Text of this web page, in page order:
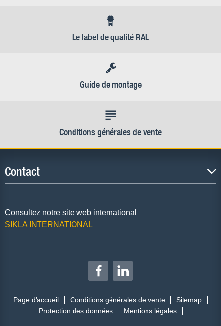
Le label de qualité RAL
Guide de montage
Conditions générales de vente
Contact
Consultez notre site web international
SIKLA INTERNATIONAL
Page d'accueil Conditions générales de vente
Sitemap
Protection des données
Mentions légales